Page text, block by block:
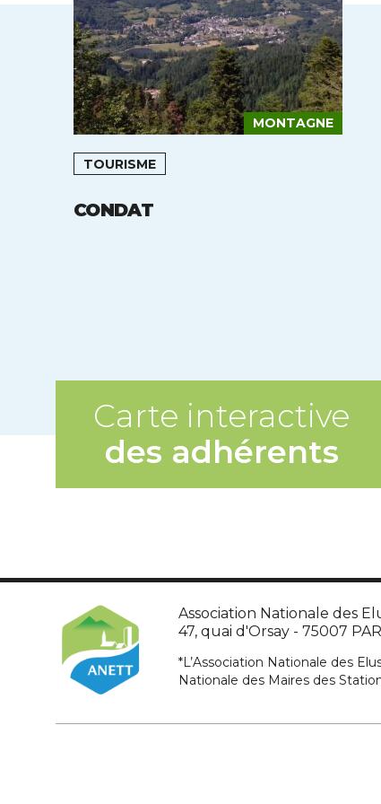
MONTAGNE
TOURISME
CONDAT
Carte interactive
des adhérents
Association Nationale des
47, quai d'Orsay - 75007
*L’Association Nationale des
Nationale des Maires des